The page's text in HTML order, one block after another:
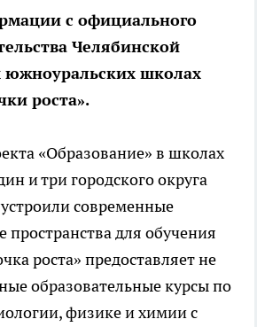
с официального
Челябинской
южноуральских школах
роста».
«Образование» в школах
и три городского округа
современные
пространства для обучения
роста» предоставляет не
образовательные курсы по
физике и химии с